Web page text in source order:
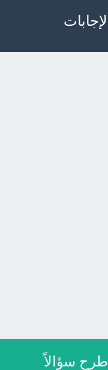
اطرح سؤالاً